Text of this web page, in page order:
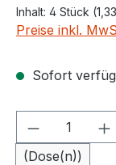
Inhalt: 4 Stück
Preise inkl.
Sofort
Produkt
(Dose(n))